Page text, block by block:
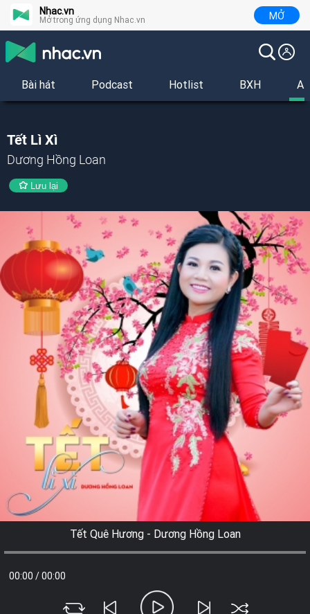
Nhac.vn
Mở trong ứng dụng Nhac.vn MỞ
Bài hát Podcast Hotlist BXH
Tết Lì Xì
Dương Hồng Loan
Lưu lại
Tết Quê Hương - Dương Hồng Loan
00:00 /00:00